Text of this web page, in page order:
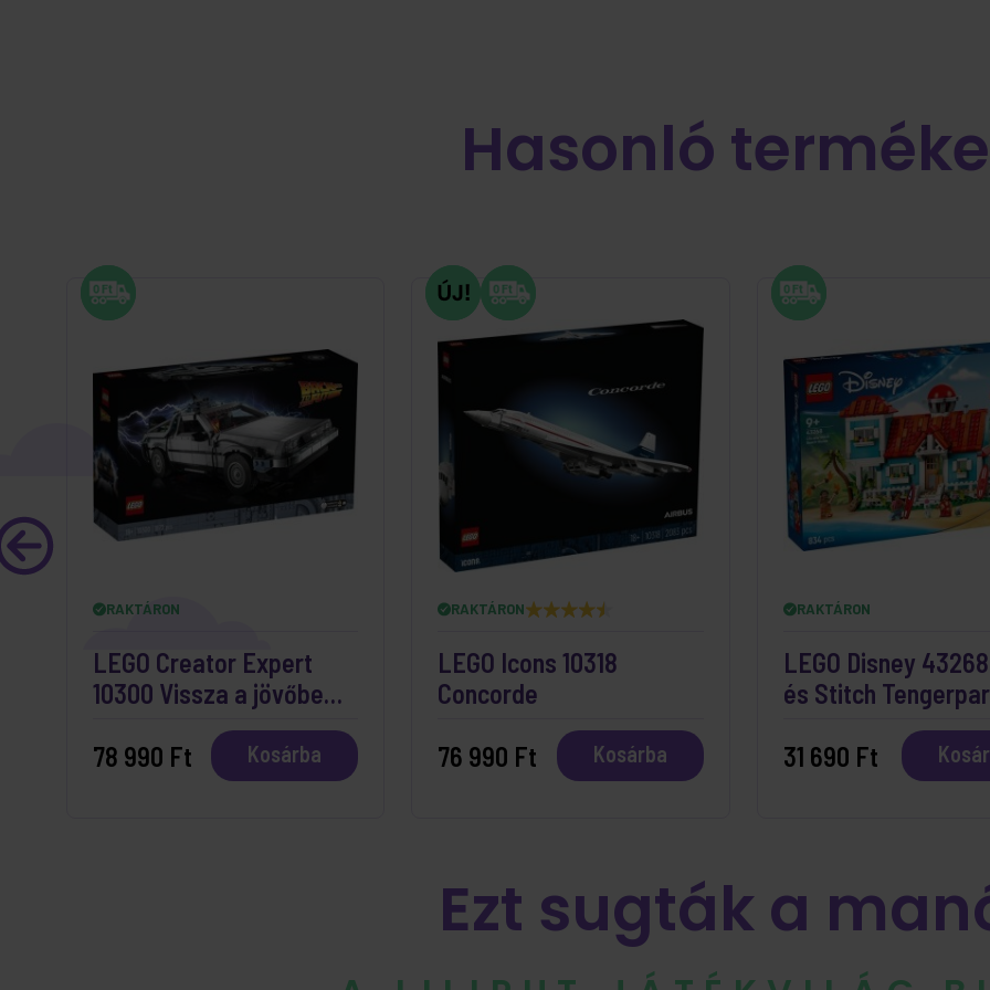
Hasonló
RAKTÁRON
LEGO Creator Expert
10300 Vissza a jövőbe
78 990 Ft
Kosárba
RAKTÁRON
LEGO Icons 10318
Concorde
76 990 Ft
Kosárba
RAKTÁRON
LEGO Disney
és Stitch
31 690 Ft
Ezt sugták a